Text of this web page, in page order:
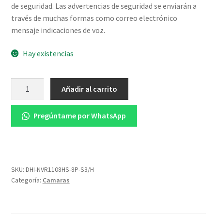
de seguridad. Las advertencias de seguridad se enviarán a
través de muchas formas como correo electrónico
mensaje indicaciones de voz.
Hay existencias
NVR
cantidad
Añadir al carrito
Pregúntame por WhatsApp
SKU: DHI-NVR1108HS-8P-S3/H
Categoría: Camaras